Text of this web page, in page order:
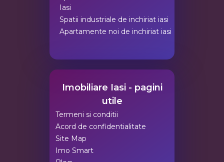
Iasi
Spatii industriale de inchiriat iasi
Apartamente noi de inchiriat iasi
Imobiliare Iasi - pagini
utile
Termeni si conditii
Acord de confidentialitate
Site Map
Imo Smart